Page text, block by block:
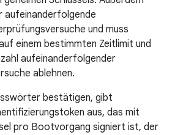
und muss
einem bestimmten Zeitlimit und
aufeinanderfolgender
ablehnen.
bestätigen, gibt
aus, das mit
pro Bootvorgang signiert ist, der